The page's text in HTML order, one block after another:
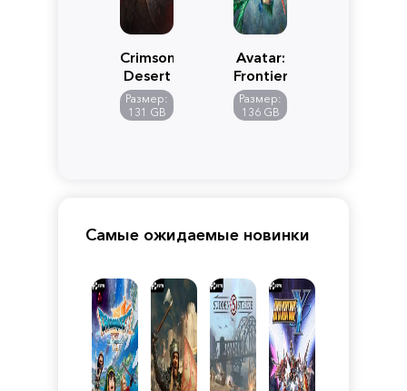
Crimson
Desert
Размер:
131 GB
Avatar:
Frontiers
of
Pandora
Размер:
136 GB
Самые ожидаемые новинки